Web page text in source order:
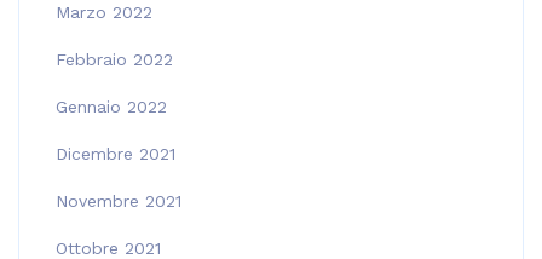
Marzo 2022
Febbraio 2022
Gennaio 2022
Dicembre 2021
Novembre 2021
Ottobre 2021